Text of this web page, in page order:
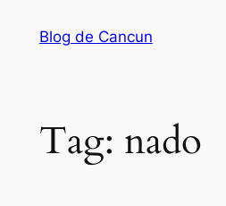
Blog de Cancun
Tag: nado